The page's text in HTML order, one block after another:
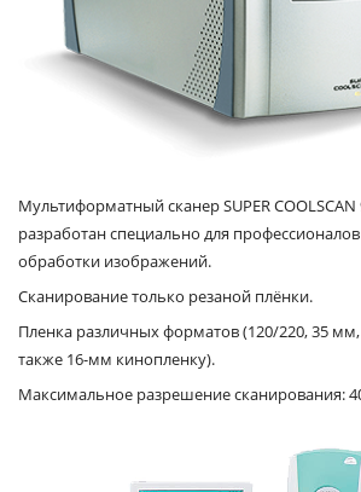
Мультиформатный сканер SUPER COOLSCAN
разработан специально для
обработки изображений.
Сканирование только резаной плёнки.
Пленка различных форматов (120/220, 35 мм,
также 16-мм кинопленку).
Максимальное разрешение сканирования: